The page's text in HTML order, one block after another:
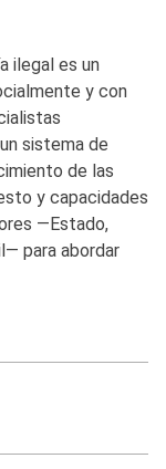
ilegal es un
y con
sistema de
de las
y capacidades
—Estado,
para abordar